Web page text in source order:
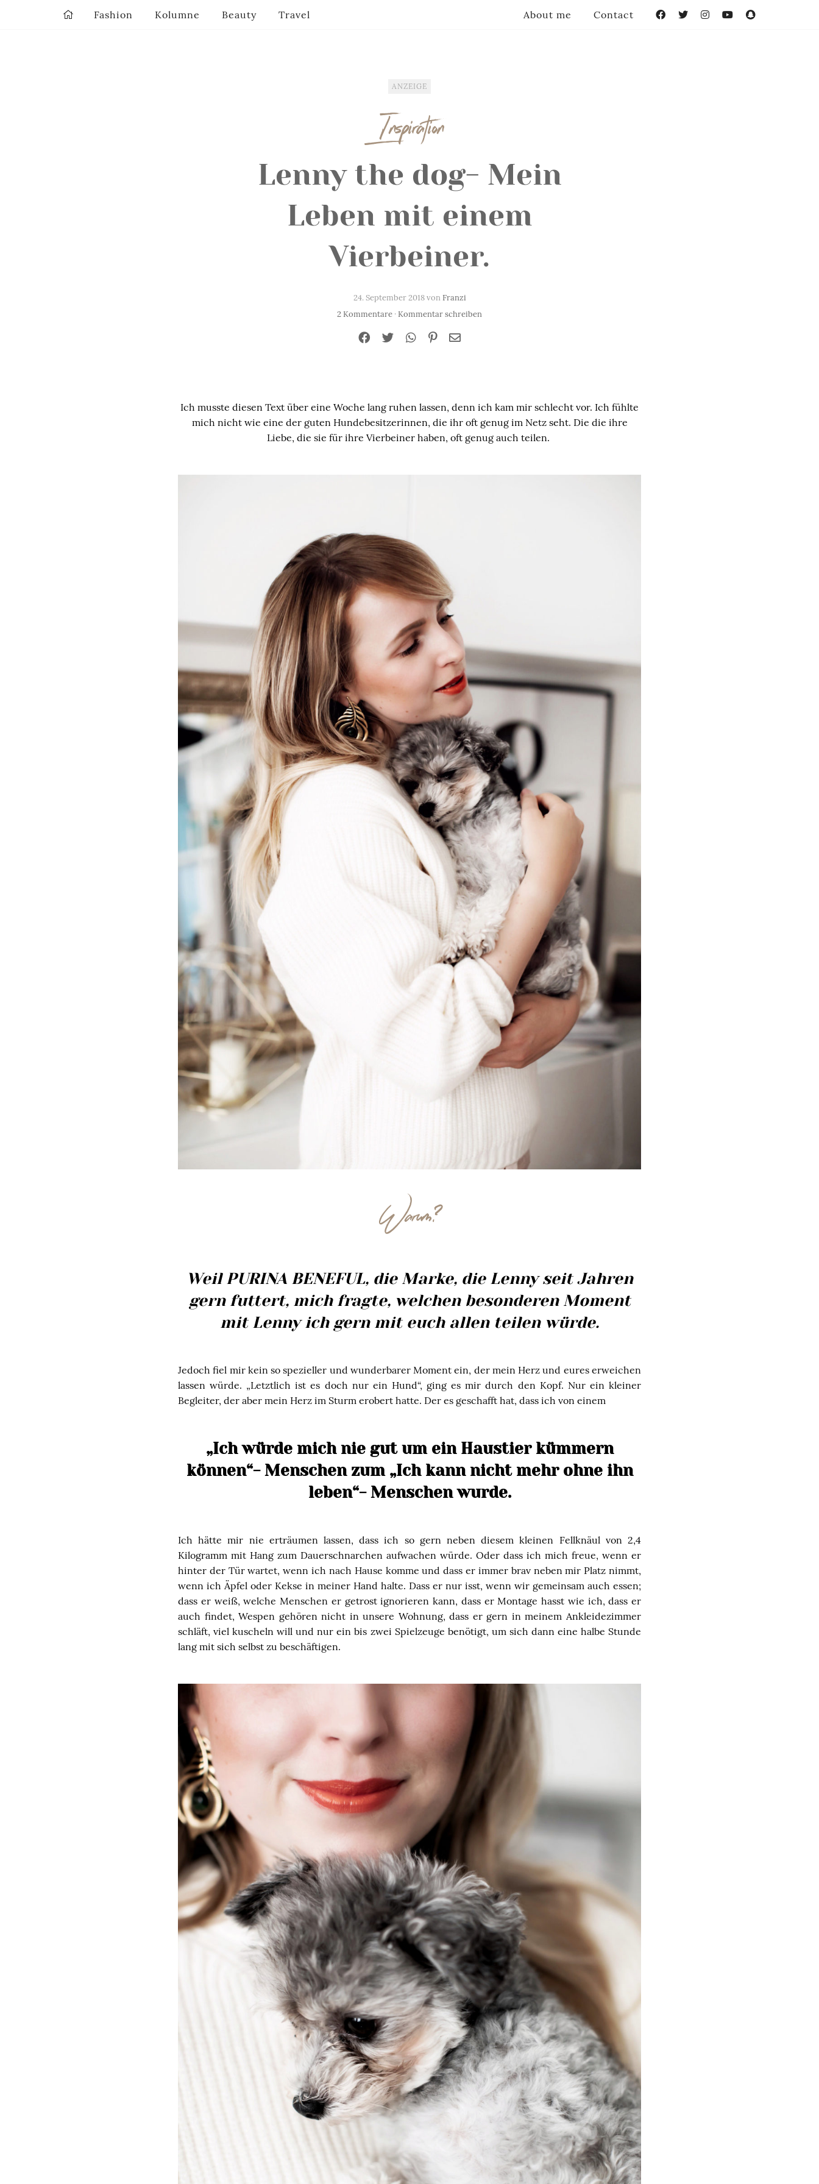
ANZEIGE
Inspiration
Lenny the dog- Mein
Leben mit einem
Vierbeiner.
24. September 2018 vonFranzi
2 Kommentare · Kommentar schreiben
Ich musste diesen Text über eine Woche lang ruhen lassen, denn ich kam mir schlecht vor. Ich fühlte
mich nicht wie eine der guten Hundebesitzerinnen, die ihr oft genug im Netz seht. Die die ihre
Liebe, die sie für ihre Vierbeiner haben, oft genug auch teilen.
Warum?
Weil PURINA BENEFUL, die Marke,die Lenny seit Jahren
gern futtert, mich fragte, welchen besonderen Moment
mit Lenny ich gern mit euch allen teilen würde.
Jedoch fiel mir kein so spezieller und wunderbarer Moment ein, der mein Herz und eures erweichen
lassen würde. „Letztlich ist es doch nur ein Hund“, ging es mir durch den Kopf. Nur ein kleiner
Begleiter, der aber mein Herz im Sturm erobert hatte. Der es geschafft hat, dass ich von einem
„Ich würde mich nie gut um ein Haustier kümmern
können“- Menschen zum „Ich kann nicht mehr ohne ihn
leben“- Menschen wurde.
Ich hätte mir nie erträumen lassen, dass ich so gern neben diesem kleinen Fellknäul von 2,4
Kilogramm mit Hang zum Dauerschnarchen aufwachen würde. Oder dass ich mich freue, wenn er
hinter der Tür wartet, wenn ich nach Hause komme und dass er immer brav neben mir Platz nimmt,
wenn ich Äpfel oder Kekse in meiner Hand halte. Dass er nur isst, wenn wir gemeinsam auch essen;
dass er weiß, welche Menschen er getrost ignorieren kann, dass er Montage hasst wie ich, dass er
auch findet, Wespen gehören nicht in unsere Wohnung, dass er gern in meinem Ankleidezimmer
schläft, viel kuscheln will und nur ein bis zwei Spielzeuge benötigt, um sich dann eine halbe Stunde
lang mit sich selbst zu beschäftigen.
Fashion Kolumne Beauty Travel About me Contact FacebookTwitterInstagramYouTube